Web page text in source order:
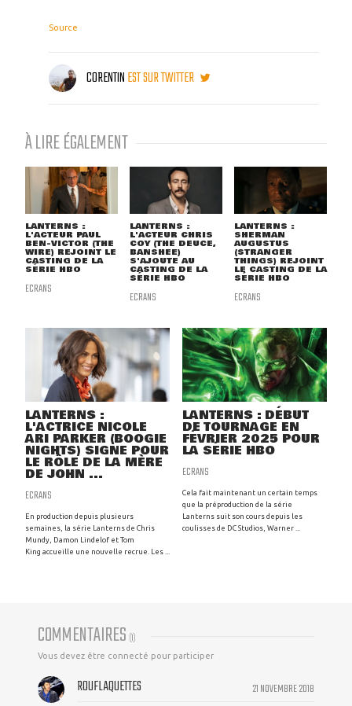
Source
CORENTINEST SUR TWITTER
À LIRE ÉGALEMENT
LANTERNS :
L'ACTEUR PAUL
BEN-VICTOR (THE
WIRE) REJOINT LE
CASTING DE LA
SÉRIE HBO
ECRANS
LANTERNS :
L'ACTEUR CHRIS
COY (THE DEUCE,
BANSHEE)
S'AJOUTE AU
CASTING DE LA
SÉRIE HBO
ECRANS
LANTERNS :
SHERMAN
AUGUSTUS
(STRANGER
THINGS) REJOINT
LE CASTING DE LA
SÉRIE HBO
ECRANS
LANTERNS :
L'ACTRICE NICOLE
ARI PARKER (BOOGIE
NIGHTS) SIGNE POUR
LE RÔLE DE LA MÈRE
DE JOHN ...
ECRANS
En production depuis plusieurs
semaines, la série Lanterns de Chris
Mundy, Damon Lindelof et Tom
King accueille une nouvelle recrue. Les ...
LANTERNS : DÉBUT
DE TOURNAGE EN
FÉVRIER 2025 POUR
LA SÉRIE HBO
ECRANS
Cela fait maintenant un certain temps
que la préproduction de la série
Lanterns suit son cours depuis les
coulisses de DC Studios, Warner ...
COMMENTAIRES (1)
Vous devez être connecté pour participer
21 NOVEMBRE 2018
ROUFLAQUETTES